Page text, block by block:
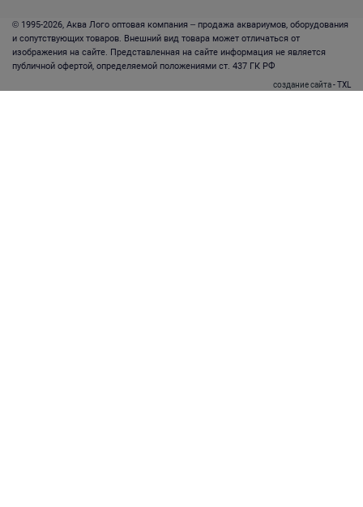
© 1995-2026, Аква Лого оптовая компания – продажа аквариумов, оборудования
и сопутствующих товаров. Внешний вид товара может отличаться от
изображения на сайте. Представленная на сайте информация не является
публичной офертой, определяемой положениями ст. 437 ГК РФ
создание сайта- TXL